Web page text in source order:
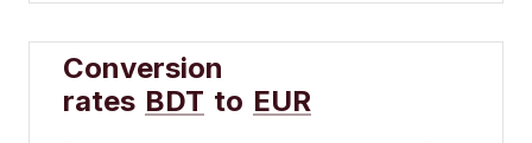
Conversion
rates BDT to EUR